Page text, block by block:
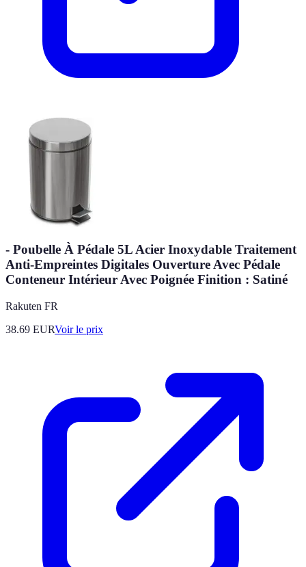
- Poubelle À Pédale 5L Acier Inoxydable Traitement
Anti-Empreintes Digitales Ouverture Avec Pédale
Conteneur Intérieur Avec Poignée Finition : Satiné
Rakuten FR
38.69 EURVoir le prix